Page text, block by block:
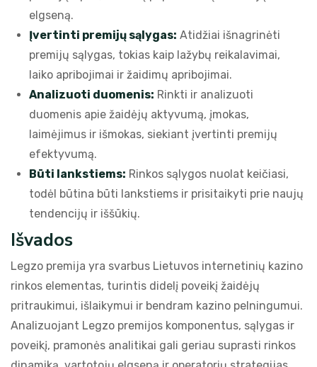
elgseną.
Įvertinti premijų sąlygas: Atidžiai išnagrinėti
premijų sąlygas, tokias kaip lažybų reikalavimai,
laiko apribojimai ir žaidimų apribojimai.
Analizuoti duomenis: Rinkti ir analizuoti
duomenis apie žaidėjų aktyvumą, įmokas,
laimėjimus ir išmokas, siekiant įvertinti premijų
efektyvumą.
Būti lankstiems: Rinkos sąlygos nuolat keičiasi,
todėl būtina būti lankstiems ir prisitaikyti prie naujų
tendencijų ir iššūkių.
Išvados
Legzo premija yra svarbus Lietuvos internetinių kazino
rinkos elementas, turintis didelį poveikį žaidėjų
pritraukimui, išlaikymui ir bendram kazino pelningumui.
Analizuojant Legzo premijos komponentus, sąlygas ir
poveikį, pramonės analitikai gali geriau suprasti rinkos